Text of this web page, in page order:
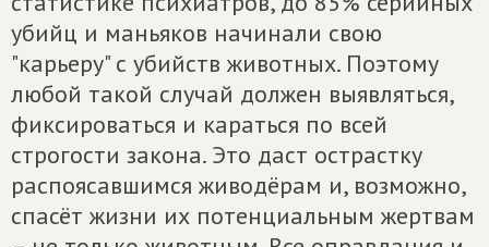
убийц и маньяков начинали свою
"карьеру" с убийств животных. Поэтому
любой такой случай должен выявляться,
фиксироваться и караться по всей
строгости закона. Это даст острастку
распоясавшимся живодёрам и, возможно,
спасёт жизни их потенциальным жертвам